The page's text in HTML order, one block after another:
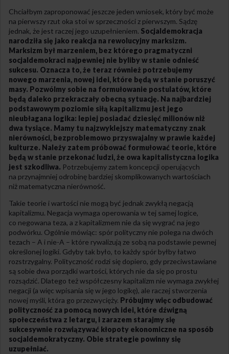
Chciałbym zaproponować jeszcze jeden wniosek, który być może
na pierwszy rzut oka stoi w sprzeczności z pierwszym. Sądzę
jednak, że jest raczej jego uzupełnieniem. Socjaldemokracja
narodziła się jako reakcja na rewolucyjny marksizm.
Marksizm był marzeniem, bez którego pragmatyczni
socjaldemokraci najpewniej nie byliby w stanie odnieść
sukcesu. Oznacza to, że teraz również potrzebujemy
nowego marzenia, nowej idei, które będą w stanie poruszyć
masy. Pozwólmy sobie na formułowanie postulatów, które
będą daleko przekraczały obecną sytuację. Na najbardziej
podstawowym poziomie siłą kapitalizmu jest jego
nieubłagana logika: lepiej posiadać dziesięć milionów niż
dwa tysiące. Mamy tu najzwyklejszy matematyczny znak
nierówności, bezproblemowo przyswajalny w prawie każdej
kulturze. Należy zatem próbować formułować teorie, które
będą w stanie przekonać ludzi, że owa kapitalistyczna logika
jest szkodliwa. Potrzebujemy zatem koncepcji operujących
na przynajmniej odrobinę bardziej skomplikowanych wartościach
niż matematyczna nierówność.
Takie teorie i wartości nie mogą być jednak zwykłą negacją
kapitalizmu. Negacja wymaga operowania w tej samej logice,
co negowana teza, a z kapitalizmem nie da się wygrać na jego
podwórku. Ogólnie mówiąc: spór polityczny nie polega na dwóch
tezach – A i nie-A – które rywalizują ze sobą na podstawie pewnej
określonej logiki. Gdyby tak było, to każdy spór byłby łatwo
rozstrzygalny. Polityczność rodzi się dopiero, gdy przeciwstawiane
są sobie dwa porządki wartości, których nie da się po prostu
rozsądzić. Dlatego też współczesny kapitalizm nie wymaga zwykłej
negacji (a więc wpisania się w jego logikę), ale raczej stworzenia
nowej myśli, która go przezwycięży. Próbujmy więc odbudować
polityczność za pomocą nowych idei, które dźwigną
społeczeństwa z letargu, i zarazem starajmy się
sukcesywnie rozwiązywać kłopoty ekonomiczne na sposób
socjaldemokratyczny. Obie strategie powinny się
uzupełniać.